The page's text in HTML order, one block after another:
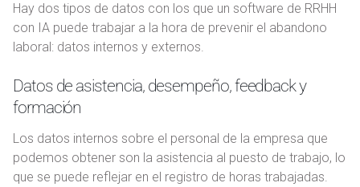
Hay dos tipos de datos con los que un software de RRHH
con IA puede trabajar a la hora de prevenir el abandono
laboral: datos internos y externos.
Datos de asistencia, desempeño, feedback y
formación
Los datos internos sobre el personal de la empresa que
podemos obtener son la asistencia al puesto de trabajo, lo
que se puede reflejar en el registro de horas trabajadas.